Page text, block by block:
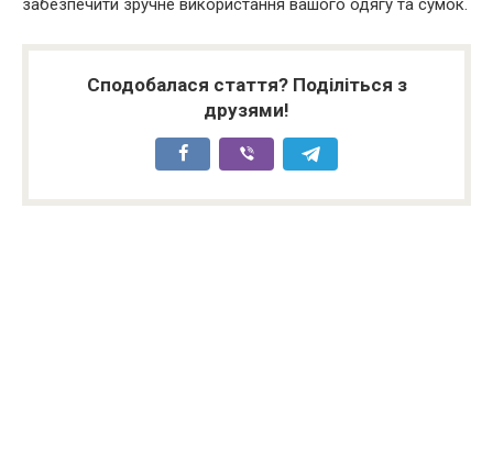
забезпечити зручне використання вашого одягу та сумок.
Сподобалася стаття? Поділіться з
друзями!